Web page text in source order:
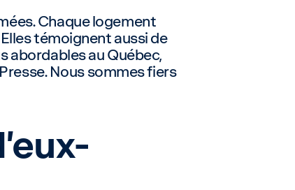
Chaque logement
témoignent aussi de
abordables au Québec,
Nous sommes fiers